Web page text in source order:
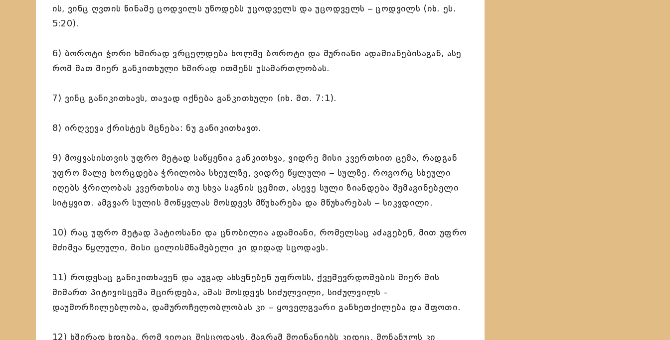
ის, ვინც ღვთის წინაშე ცოდვილს უწოდებს უცოდველს და უცოდველს – ცოდვილს (იხ. ეს.
5:20).
6) ბოროტი ჭორი ხშირად ვრცელდება ხოლმე ბოროტი და შურიანი ადამიანებისაგან, ასე
რომ მათ მიერ განკითხული ხშირად ითმენს უსამართლობას.
7) ვინც განიკითხავს, თავად იქნება განკითხული (იხ. მთ. 7:1).
8) ირღვევა ქრისტეს მცნება: ნუ განიკითხავთ.
9) მოყვასისთვის უფრო მეტად საწყენია განკითხვა, ვიდრე მისი კვერთხით ცემა, რადგან
უფრო მალე ხორცდება ჭრილობა სხეულზე, ვიდრე წყლული – სულზე. როგორც სხეული
იღებს ჭრილობას კვერთხისა თუ სხვა საგნის ცემით, ასევე სული ზიანდება შემაგინებელი
სიტყვით. ამგვარ სულის მოწყვლას მოსდევს მწუხარება და მწუხარებას – სიკვდილი.
10) რაც უფრო მეტად პატიოსანი და ცნობილია ადამიანი, რომელსაც აძაგებენ, მით უფრო
მძიმეა წყლული, მისი ცილისმწამებელი კი დიდად სცოდავს.
11) როდესაც განიკითხავენ და აუგად ახსენებენ უფროსს, ქვეშევრდომების მიერ მის
მიმართ პიტივისცემა მცირდება, ამას მოსდევს სიძულვილი, სიძულვილს -
დაუმორჩილებლობა, დამუროჩელობლობას კი – ყოველგვარი განხეთქილება და შფოთი.
12) ხშირად ხდება, რომ ვიღაც შესცოდავს, მაგრამ მოინანიებს კიდეც, მონანულს კი